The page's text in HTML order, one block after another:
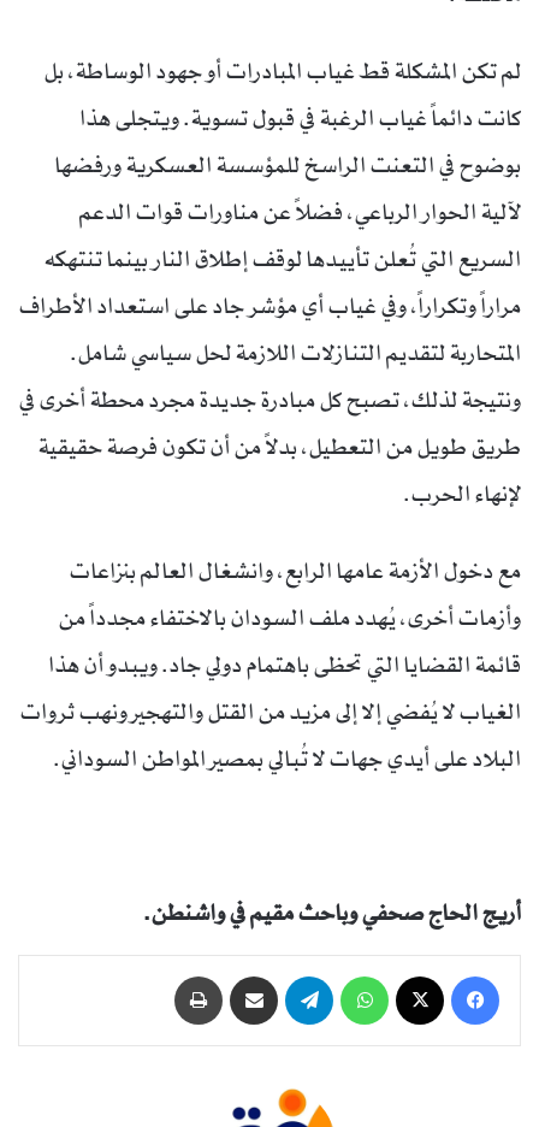
لم تكن المشكلة قط غياب المبادرات أو جهود الوساطة، بل
كانت دائماً غياب الرغبة في قبول تسوية. ويتجلى هذا
بوضوح في التعنت الراسخ للمؤسسة العسكرية ورفضها
لآلية الحوار الرباعي، فضلاً عن مناورات قوات الدعم
السريع التي تُعلن تأييدها لوقف إطلاق النار بينما تنتهكه
مراراً وتكراراً، وفي غياب أي مؤشر جاد على استعداد الأطراف
المتحاربة لتقديم التنازلات اللازمة لحل سياسي شامل.
ونتيجة لذلك، تصبح كل مبادرة جديدة مجرد محطة أخرى في
طريق طويل من التعطيل، بدلاً من أن تكون فرصة حقيقية
لإنهاء الحرب.
مع دخول الأزمة عامها الرابع، وانشغال العالم بنزاعات
وأزمات أخرى، يُهدد ملف السودان بالاختفاء مجدداً من
قائمة القضايا التي تحظى باهتمام دولي جاد. ويبدو أن هذا
الغياب لا يُفضي إلا إلى مزيد من القتل والتهجير ونهب ثروات
البلاد على أيدي جهات لا تُبالي بمصير المواطن السوداني.
أريج الحاج صحفي وباحث مقيم في واشنطن.